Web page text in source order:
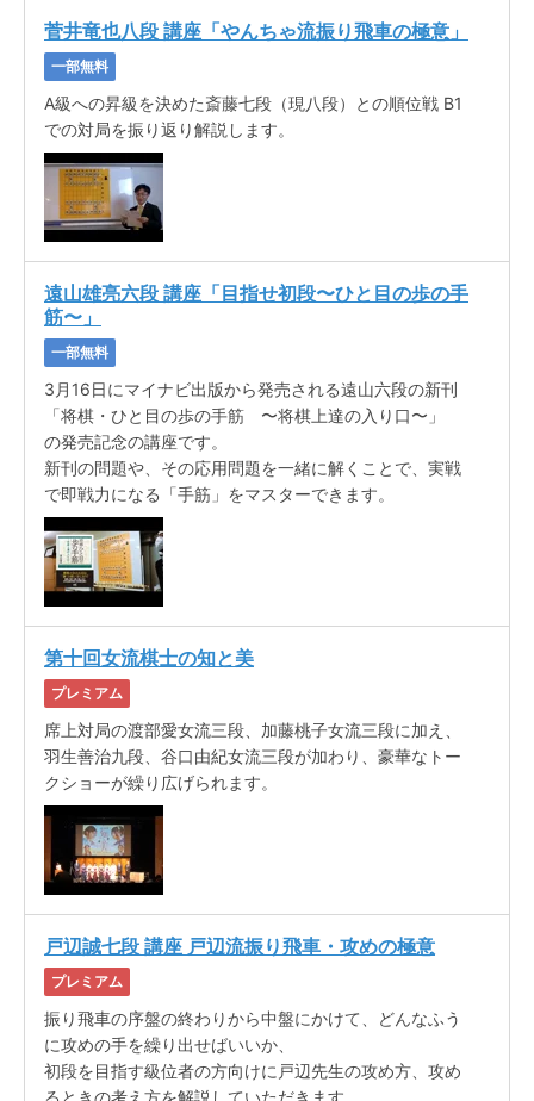
菅井竜也八段 講座「やんちゃ流振り飛車の極意」
一部無料
A級への昇級を決めた斎藤七段（現八段）との順位戦 B1
での対局を振り返り解説します。
遠山雄亮六段 講座「目指せ初段〜ひと目の歩の手
筋〜」
一部無料
3月16日にマイナビ出版から発売される遠山六段の新刊
「将棋・ひと目の歩の手筋 〜将棋上達の入り口〜」
の発売記念の講座です。
新刊の問題や、その応用問題を一緒に解くことで、実戦
で即戦力になる「手筋」をマスターできます。
第十回女流棋士の知と美
プレミアム
席上対局の渡部愛女流三段、加藤桃子女流三段に加え、
羽生善治九段、谷口由紀女流三段が加わり、豪華なトー
クショーが繰り広げられます。
戸辺誠七段 講座 戸辺流振り飛車・攻めの極意
プレミアム
振り飛車の序盤の終わりから中盤にかけて、どんなふう
に攻めの手を繰り出せばいいか、
初段を目指す級位者の方向けに戸辺先生の攻め方、攻め
るときの考え方を解説していただきます。